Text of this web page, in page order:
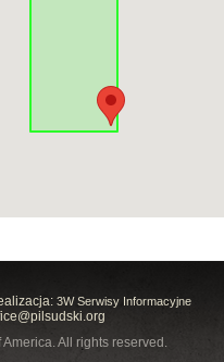
3W Serwisy Informacyjne
All rights reserved.